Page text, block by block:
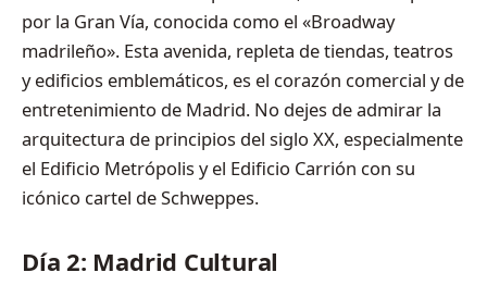
por la Gran Vía, conocida como el «Broadway
madrileño». Esta avenida, repleta de tiendas, teatros
y edificios emblemáticos, es el corazón comercial y de
entretenimiento de Madrid. No dejes de admirar la
arquitectura de principios del siglo XX, especialmente
el Edificio Metrópolis y el Edificio Carrión con su
icónico cartel de Schweppes.
Día 2: Madrid Cultural